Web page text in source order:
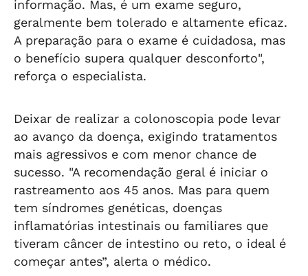
informação. Mas, é um exame seguro,
geralmente bem tolerado e altamente eficaz.
A preparação para o exame é cuidadosa, mas
o benefício supera qualquer desconforto",
reforça o especialista.
Deixar de realizar a colonoscopia pode levar
ao avanço da doença, exigindo tratamentos
mais agressivos e com menor chance de
sucesso. "A recomendação geral é iniciar o
rastreamento aos 45 anos. Mas para quem
tem síndromes genéticas, doenças
inflamatórias intestinais ou familiares que
tiveram câncer de intestino ou reto, o ideal é
começar antes”, alerta o médico.